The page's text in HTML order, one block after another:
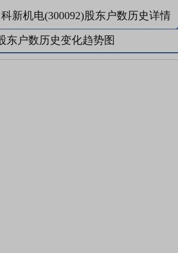
科新机电(300092)股东户数历史详情
东户数历史变化趋势图